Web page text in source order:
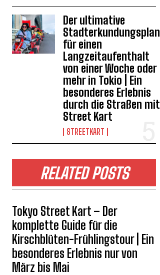
Der ultimative
Stadterkundungsplan
für einen
Langzeitaufenthalt
von einer Woche oder
mehr in Tokio | Ein
besonderes Erlebnis
durch die Straßen mit
Street Kart
STREETKART
RELATED POSTS
Tokyo Street Kart – Der
komplette Guide für die
Kirschblüten-Frühlingstour | Ein
besonderes Erlebnis nur von
März bis Mai